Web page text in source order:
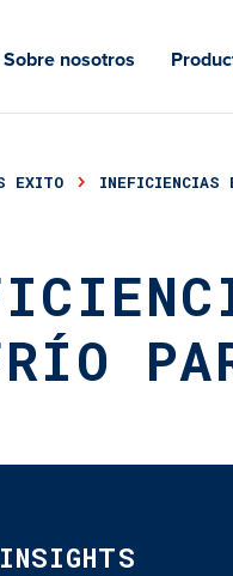
Sobre nosotros
EXITO INEFICIENCIAS